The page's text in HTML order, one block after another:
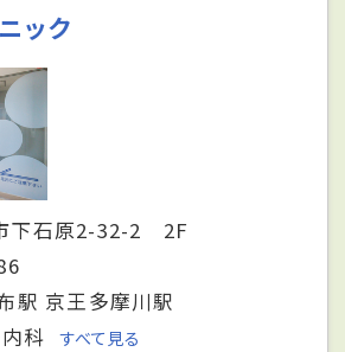
ック
下石原2-32-2 2F
駅 京王多摩川駅
科 すべて見る